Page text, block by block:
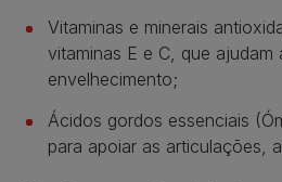
Vitaminas e minerais
vitaminas E e C, que
envelhecimento;
Ácidos gordos essenciais
para apoiar as articulações,